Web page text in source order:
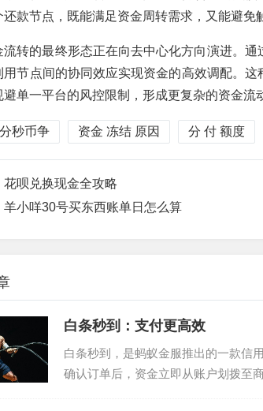
还款节点，既能满足资金周转需求，又能避免
流转的最终形态正在向去中心化方向演进。
用节点间的协同效应实现资金的高效调配。
单一平台的风控限制，形成更复杂的资金流
分秒币争 资金 冻结 原因 分 付 额度
花呗兑换现金全攻略
羊小咩30号买东西账单日怎么算
白条秒到：支付更高效
白条秒到，是蚂蚁金服推出的一款信
确认订单后，资金立即从账户划拨至